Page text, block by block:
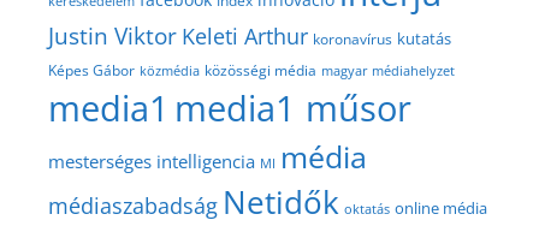
Justin Viktor Keleti Arthur koronavírus kutatás
Képes Gábor közmédia közösségi média magyar médiahelyzet
media1 media1 műsor
mesterséges intelligencia MI média
médiaszabadság Netidők oktatás online média